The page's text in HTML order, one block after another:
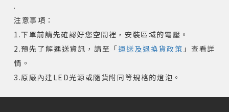
.
注意事項：
1.下單前請先確認好您空間裡，安裝區域的電壓。
2.預先了解運送資訊，請至「運送及退換貨政策 」查看詳
情。
3.原廠內建LED光源或隨貨附同等規格的燈泡。